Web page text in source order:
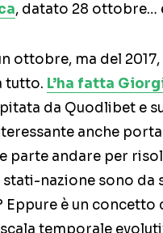
, datato 28 ottobre…
ottobre, ma del
tutto. L’ha fatta
da Quodlibet e
anche
parte andare per
nazione sono da
è un concetto